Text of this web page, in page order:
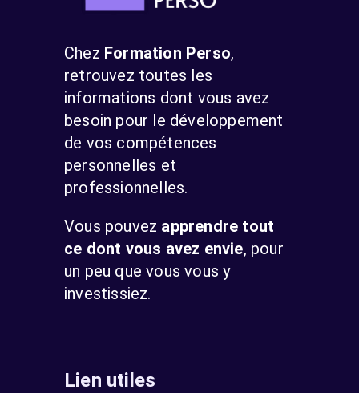
Chez Formation Perso,
retrouvez toutes les
informations dont vous avez
besoin pour le développement
de vos compétences
personnelles et
professionnelles.
Vous pouvez apprendre tout
ce dont vous avez envie, pour
un peu que vous vous y
investissiez.
Lien utiles